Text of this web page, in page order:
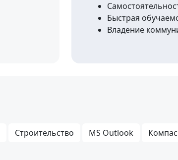
Быстрая
Владение
Строительство MS Outlook Компас